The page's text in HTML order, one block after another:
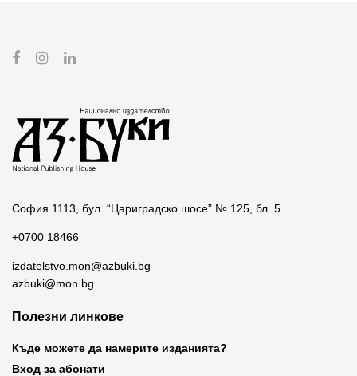
София 1113, бул. “Цариградско шосе” № 125, бл. 5
+0700 18466
izdatelstvo.mon@azbuki.bg
azbuki@mon.bg
Полезни линкове
Къде можете да намерите изданията?
Вход за абонати